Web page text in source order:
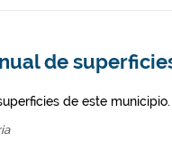
de
de este municipio.